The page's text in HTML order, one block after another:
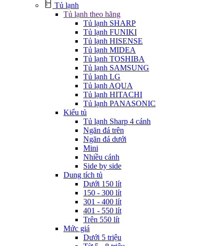
Tủ lạnh
Tủ lạnh theo hãng
Tủ lạnh SHARP
Tủ lạnh FUNIKI
Tủ lạnh HISENSE
Tủ lạnh MIDEA
Tủ lạnh TOSHIBA
Tủ lạnh SAMSUNG
Tủ lạnh LG
Tủ lạnh AQUA
Tủ lạnh HITACHI
Tủ lạnh PANASONIC
Kiểu tủ
Tủ lạnh Sharp 4 cánh
Ngăn đá trên
Ngăn đá dưới
Mini
Nhiều cánh
Side by side
Dung tích tủ
Dưới 150 lít
150 - 300 lít
301 - 400 lít
401 - 550 lít
Trên 550 lít
Mức giá
Dưới 5 triệu